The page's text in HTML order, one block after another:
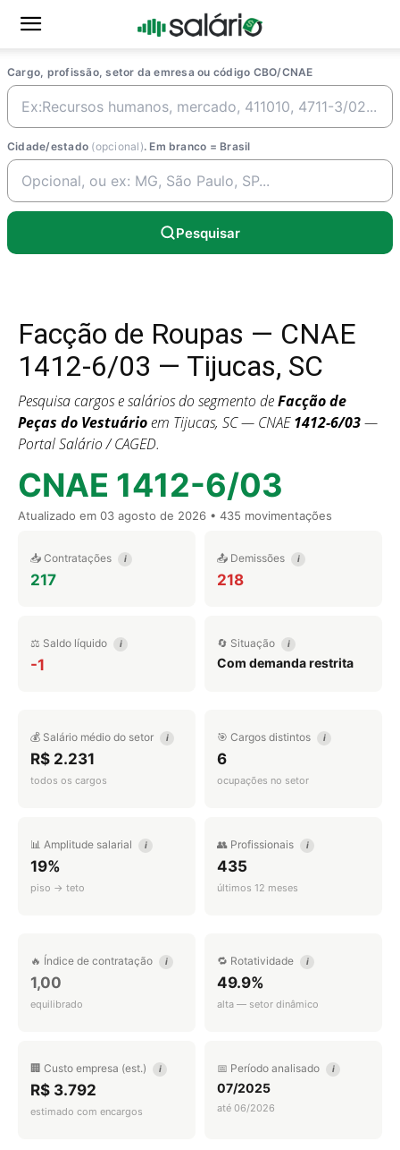
Cargo, profissão, setor da emresa ou código CBO/CNAE
Cidade/estado (opcional). Em branco = Brasil
Pesquisar
Facção de Roupas — CNAE
1412-6/03 — Tijucas, SC
Pesquisa cargos e salários do segmento deFacção de
Peças do Vestuárioem Tijucas, SC — CNAE1412-6/03—
Portal Salário / CAGED.
CNAE 1412-6/03
Atualizado em 03 agosto de 2026 • 435 movimentações
📥 Contratações i
217
📤 Demissões i
218
⚖️ Saldo líquido i
-1
🔄 Situação i
Com demanda restrita
💰 Salário médio do setor i
R$ 2.231
todos os cargos
🎯 Cargos distintos i
6
ocupações no setor
📊 Amplitude salarial i
19%
piso → teto
👥 Profissionais i
435
últimos 12 meses
🔥 Índice de contratação i
1,00
equilibrado
🔁 Rotatividade i
49.9%
alta — setor dinâmico
🏢 Custo empresa (est.) i
R$ 3.792
estimado com encargos
📅 Período analisado i
07/2025
até 06/2026